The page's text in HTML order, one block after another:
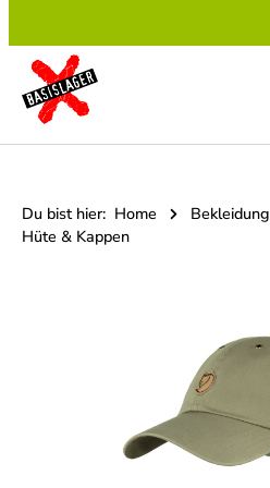
Du bist hier: Home Bekleidung
Hüte & Kappen